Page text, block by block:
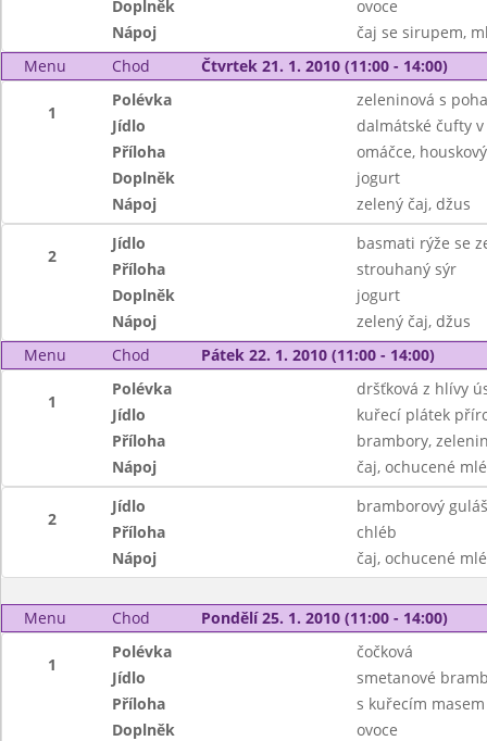
Doplněk
ovoce
Nápoj
čaj se sirupem,
Menu
Chod Čtvrtek 21. 1. 2010 (11:00 - 14:00)
1
Polévka
zeleninová s
Jídlo
dalmátské čufty
Příloha
omáčce,
Doplněk
jogurt
Nápoj
zelený čaj, džus
2
Jídlo
basmati rýže se
Příloha
strouhaný sýr
Doplněk
jogurt
Nápoj
zelený čaj, džus
Menu
Chod Pátek 22. 1. 2010 (11:00 - 14:00)
1
Polévka
dršťková z hlívy
Jídlo
kuřecí plátek
Příloha
brambory,
Nápoj
čaj, ochucené
2
Jídlo
bramborový
Příloha
chléb
Nápoj
čaj, ochucené
Menu Chod Pondělí 25. 1. 2010 (11:00 - 14:00)
1
Polévka
čočková
Jídlo
smetanové
Příloha
s kuřecím masem
Doplněk
ovoce